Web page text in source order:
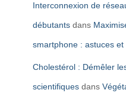
Interconnexion de
débutants dans
smartphone : astuces
Cholestérol : Démêler
scientifiques dans